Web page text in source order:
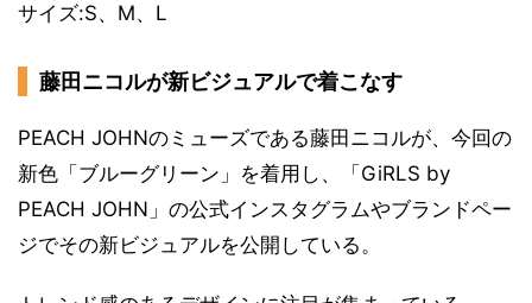
サイズ:S、M、L
藤田ニコルが新ビジュアルで着こなす
PEACH JOHNのミューズである藤田ニコルが、今回の
新色「ブルーグリーン」を着用し、「GiRLS by
PEACH JOHN」の公式インスタグラムやブランドペー
ジでその新ビジュアルを公開している。